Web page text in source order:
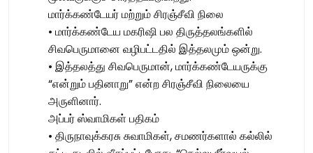
மார்க்கண்டேயர் மற்றும் சிரஞ்சீவி நிலை
• மார்க்கண்டேய மகரிஷி பல திருத்தலங்களில்
சிவபெருமானை வழிபட்டதில் இத்தலமும் ஒன்று.
• இத்தலத்து சிவபெருமான், மார்க்கண்டேயருக்கு
“என்றும் பதினாறு” என்ற சிரஞ்சீவி நிலையை
அருளினார்.
அப்பர் ஸ்வாமிகள் பதிகம்
• திருநாவுக்கரசு சுவாமிகள், சமணர்களால் கல்லில்